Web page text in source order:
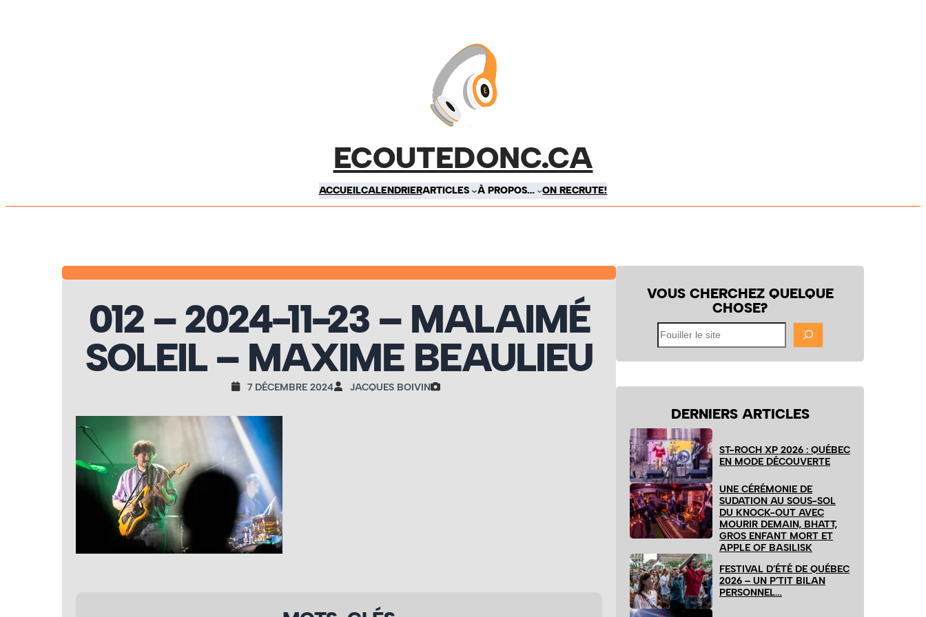
ECOUTEDONC.CA
ACCUEILCALENDRIERARTICLES À PROPOS… ON RECRUTE!
012 – 2024-11-23 – MALAIMÉ
SOLEIL – MAXIME BEAULIEU
7 DÉCEMBRE 2024 JACQUES BOIVIN
VOUS CHERCHEZ QUELQUE
CHOSE?
Fouiller
le
site
DERNIERS ARTICLES
ST-ROCH XP 2026 : QUÉBEC
EN MODE DÉCOUVERTE
UNE CÉRÉMONIE DE
SUDATION AU SOUS-SOL
DU KNOCK-OUT AVEC
MOURIR DEMAIN, BHATT,
GROS ENFANT MORT ET
APPLE OF BASILISK
FESTIVAL D’ÉTÉ DE QUÉBEC
2026 – UN P’TIT BILAN
PERSONNEL…